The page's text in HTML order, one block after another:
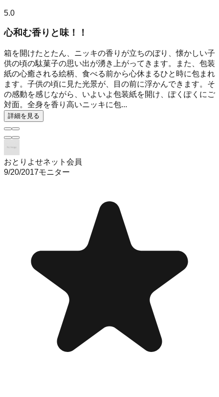
5.0
心和む香りと味！！
箱を開けたとたん、ニッキの香りが立ちのぼり、懐かしい子
供の頃の駄菓子の思い出が湧き上がってきます。また、包装
紙の心癒される絵柄、食べる前から心休まるひと時に包まれ
ます。子供の頃に見た光景が、目の前に浮かんできます。そ
の感動を感じながら、いよいよ包装紙を開け、ぽくぽくにご
対面。全身を香り高いニッキに包...
詳細を見る
おとりよせネット会員
9/20/2017モニター